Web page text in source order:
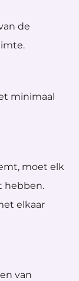
de
minimaal
moet elk
hebben.
elkaar
van